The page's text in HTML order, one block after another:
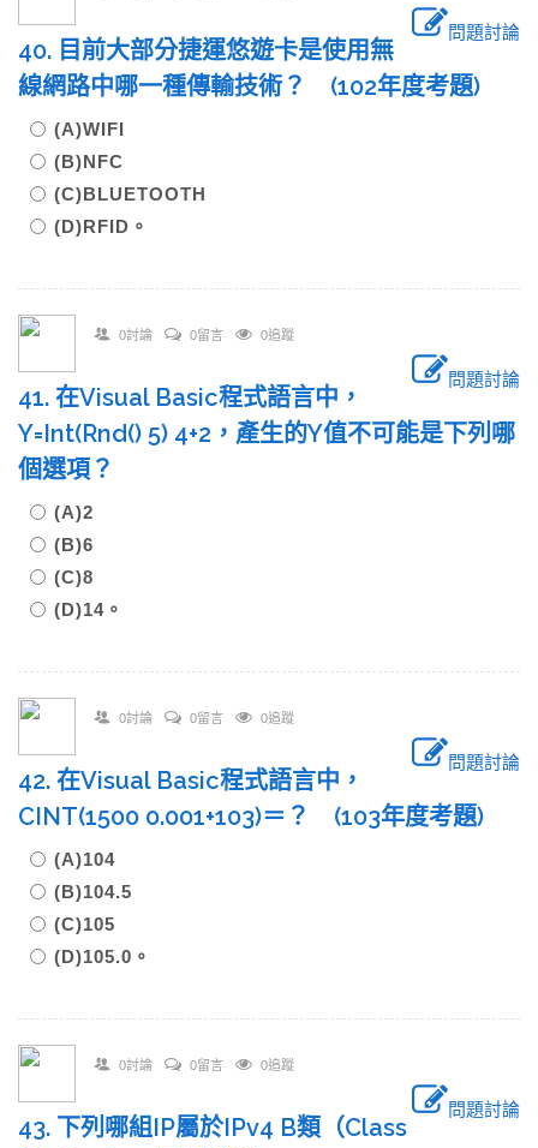
問題討論
40. 目前大部分捷運悠遊卡是使用無
線網路中哪一種傳輸技術？ (102年度考題)
(A)WIFI
(B)NFC
(C)BLUETOOTH
(D)RFID。
0討論 0留言 0追蹤
問題討論
41. 在Visual Basic程式語言中，
Y=Int(Rnd() 5) 4+2，產生的Y值不可能是下列哪
個選項？
(A)2
(B)6
(C)8
(D)14。
0討論 0留言 0追蹤
問題討論
42. 在Visual Basic程式語言中，
CINT(1500 0.001+103)＝？ (103年度考題)
(A)104
(B)104.5
(C)105
(D)105.0。
0討論 0留言 0追蹤
問題討論
43. 下列哪組IP屬於IPv4 B類（Class